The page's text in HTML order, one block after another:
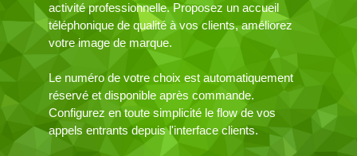
activité professionnelle. Proposez un accueil
téléphonique de qualité à vos clients, améliorez
votre image de marque.
Le numéro de votre choix est automatiquement
réservé et disponible après commande.
Configurez en toute simplicité le flow de vos
appels entrants depuis l'interface clients.